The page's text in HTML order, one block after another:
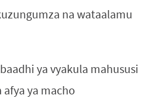
na wataalamu
ya vyakula mahususi
ya macho